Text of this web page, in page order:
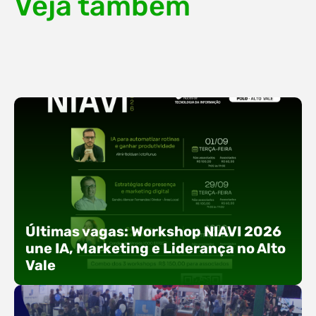
Últimas vagas: Workshop NIAVI 2026
une IA, Marketing e Liderança no Alto
Vale